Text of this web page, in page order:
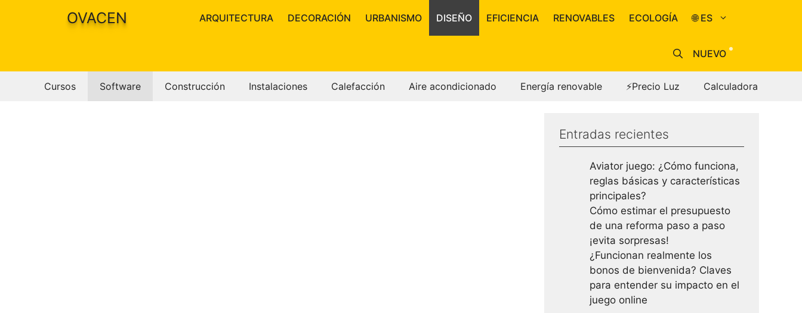
OVACEN ARQUITECTURA DECORACIÓN URBANISMO DISEÑO EFICIENCIA RENOVABLES ECOLOGÍA 🌐 ES
NUEVO
Cursos Software Construcción Instalaciones Calefacción Aire acondicionado Energía renovable ⚡Precio Luz Calculadora
Entradas recientes
Aviator juego: ¿Cómo funciona,
reglas básicas y características
principales?
Cómo estimar el presupuesto
de una reforma paso a paso
¡evita sorpresas!
¿Funcionan realmente los
bonos de bienvenida? Claves
para entender su impacto en el
juego online